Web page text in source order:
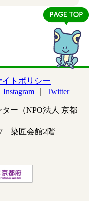
イトポリシー
Instagram Twitter
ー（NPO法人 京都
染匠会館2階